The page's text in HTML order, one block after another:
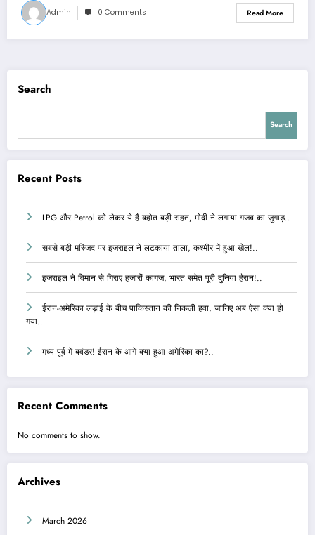
Admin 0 Comments Read More
Search
Search
Recent Posts
LPG और Petrol को लेकर ये है बहोत बड़ी राहत, मोदी ने लगाया गजब का जुगाड़..
सबसे बड़ी मस्जिद पर इजराइल ने लटकाया ताला, कश्मीर में हुआ खेल!..
इजराइल ने विमान से गिराए हजारों कागज, भारत समेत पूरी दुनिया हैरान!..
ईरान-अमेरिका लड़ाई के बीच पाकिस्तान की निकली हवा, जानिए अब ऐसा क्या हो
गया..
मध्य पूर्व में बवंडर! ईरान के आगे क्या हुआ अमेरिका का?..
Recent Comments
No comments to show.
Archives
March 2026